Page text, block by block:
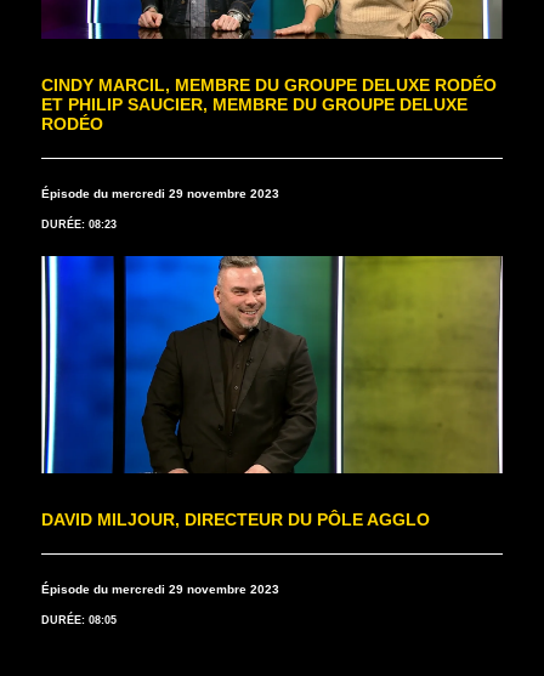
CINDY MARCIL, MEMBRE DU GROUPE DELUXE RODÉO
ET PHILIP SAUCIER, MEMBRE DU GROUPE DELUXE
RODÉO
Épisode du mercredi 29 novembre 2023
DURÉE: 08:23
DAVID MILJOUR, DIRECTEUR DU PÔLE AGGLO
Épisode du mercredi 29 novembre 2023
DURÉE: 08:05